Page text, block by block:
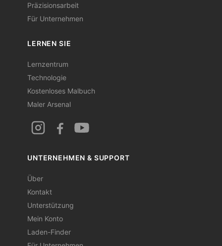
Präzisionsarbeit
Für Unternehmen
LERNEN SIE
Lernzentrum
Technologie
Kostenloses Malbuch
Maler Arsenal
UNTERNEHMEN & SUPPORT
Über
Kontakt
Unterstützung
Mein Konto
Laden-Finder